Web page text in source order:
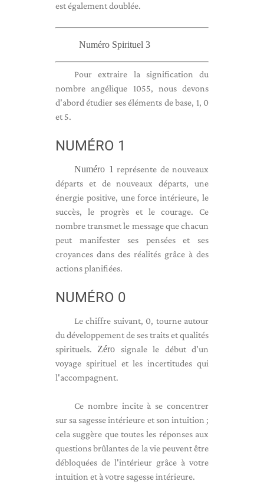
est également doublée.
Numéro Spirituel 3
Pour extraire la signification du
nombre angélique 1055, nous devons
d'abord étudier ses éléments de base, 1, 0
et 5.
NUMÉRO 1
Numéro 1 représente de nouveaux
départs et de nouveaux départs, une
énergie positive, une force intérieure, le
succès, le progrès et le courage. Ce
nombre transmet le message que chacun
peut manifester ses pensées et ses
croyances dans des réalités grâce à des
actions planifiées.
NUMÉRO 0
Le chiffre suivant, 0, tourne autour
du développement de ses traits et qualités
spirituels. Zéro signale le début d'un
voyage spirituel et les incertitudes qui
l'accompagnent.
Ce nombre incite à se concentrer
sur sa sagesse intérieure et son intuition ;
cela suggère que toutes les réponses aux
questions brûlantes de la vie peuvent être
débloquées de l'intérieur grâce à votre
intuition et à votre sagesse intérieure.